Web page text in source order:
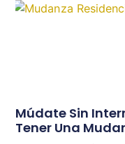
Múdate Sin
Tener Una